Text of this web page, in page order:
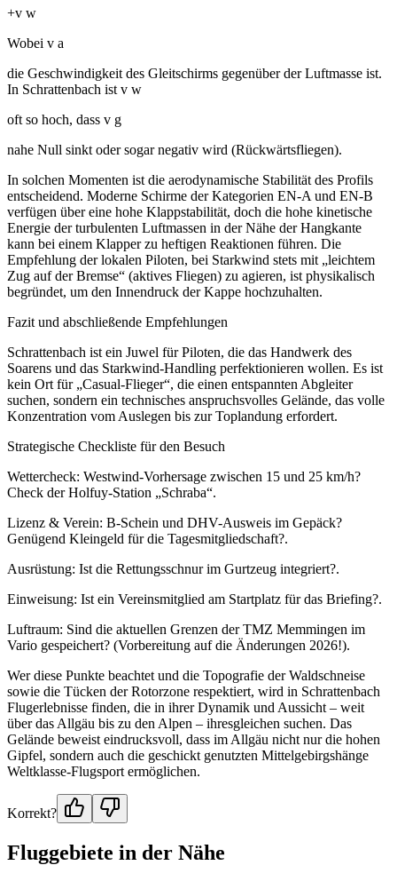
+v w ​
Wobei v a ​
die Geschwindigkeit des Gleitschirms gegenüber der Luftmasse ist.
In Schrattenbach ist v w ​
oft so hoch, dass v g ​
nahe Null sinkt oder sogar negativ wird (Rückwärtsfliegen).
In solchen Momenten ist die aerodynamische Stabilität des Profils
entscheidend. Moderne Schirme der Kategorien EN-A und EN-B
verfügen über eine hohe Klappstabilität, doch die hohe kinetische
Energie der turbulenten Luftmassen in der Nähe der Hangkante
kann bei einem Klapper zu heftigen Reaktionen führen. Die
Empfehlung der lokalen Piloten, bei Starkwind stets mit „leichtem
Zug auf der Bremse“ (aktives Fliegen) zu agieren, ist physikalisch
begründet, um den Innendruck der Kappe hochzuhalten.
Fazit und abschließende Empfehlungen
Schrattenbach ist ein Juwel für Piloten, die das Handwerk des
Soarens und das Starkwind-Handling perfektionieren wollen. Es ist
kein Ort für „Casual-Flieger“, die einen entspannten Abgleiter
suchen, sondern ein technisches anspruchsvolles Gelände, das volle
Konzentration vom Auslegen bis zur Toplandung erfordert.
Strategische Checkliste für den Besuch
Wettercheck: Westwind-Vorhersage zwischen 15 und 25 km/h?
Check der Holfuy-Station „Schraba“.
Lizenz & Verein: B-Schein und DHV-Ausweis im Gepäck?
Genügend Kleingeld für die Tagesmitgliedschaft?.
Ausrüstung: Ist die Rettungsschnur im Gurtzeug integriert?.
Einweisung: Ist ein Vereinsmitglied am Startplatz für das Briefing?.
Luftraum: Sind die aktuellen Grenzen der TMZ Memmingen im
Vario gespeichert? (Vorbereitung auf die Änderungen 2026!).
Wer diese Punkte beachtet und die Topografie der Waldschneise
sowie die Tücken der Rotorzone respektiert, wird in Schrattenbach
Flugerlebnisse finden, die in ihrer Dynamik und Aussicht – weit
über das Allgäu bis zu den Alpen – ihresgleichen suchen. Das
Gelände beweist eindrucksvoll, dass im Allgäu nicht nur die hohen
Gipfel, sondern auch die geschickt genutzten Mittelgebirgshänge
Weltklasse-Flugsport ermöglichen.
Korrekt?
Fluggebiete in der Nähe